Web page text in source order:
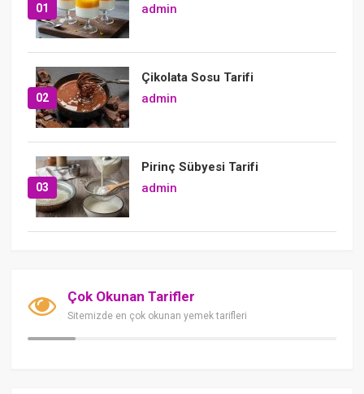
01
admin
02
Çikolata Sosu Tarifi
admin
03
Pirinç Sübyesi Tarifi
admin
Çok Okunan Tarifler
Sitemizde en çok okunan yemek tarifleri